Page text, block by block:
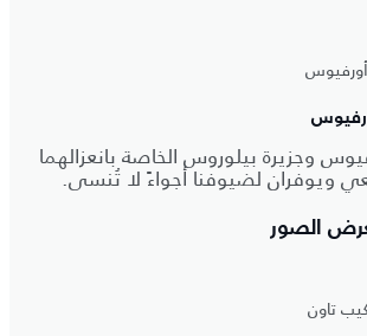
وجزيرة بيلوروس الخاصة بانعزالهما
ويوفران لضيوفنا أجواءً لا تُنسى.
الصور